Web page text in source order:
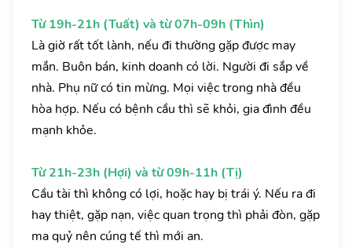
Từ 19h-21h (Tuất) và từ 07h-09h (Thìn)
Là giờ rất tốt lành, nếu đi thường gặp được may
mắn. Buôn bán, kinh doanh có lời. Người đi sắp về
nhà. Phụ nữ có tin mừng. Mọi việc trong nhà đều
hòa hợp. Nếu có bệnh cầu thì sẽ khỏi, gia đình đều
mạnh khỏe.
Từ 21h-23h (Hợi) và từ 09h-11h (Tị)
Cầu tài thì không có lợi, hoặc hay bị trái ý. Nếu ra đi
hay thiệt, gặp nạn, việc quan trọng thì phải đòn, gặp
ma quỷ nên cúng tế thì mới an.